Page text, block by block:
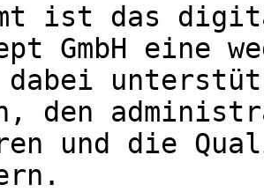
ist das
GmbH eine
dabei
den
und die